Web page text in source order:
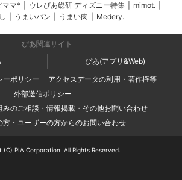
ママ* ウレぴあ総研 ディズニー特集 mimot.
うまいパン うまい肉 Medery.
ぴあ関連サイト
ぴあ(アプリ&Web)
ーポリシー
アクセスデータの利用・著作権等
外部送信ポリシー
みのご相談・情報掲載・その他お問い合わせ
方・ユーザーの方からのお問い合わせ
(C) PIA Corporation. All Rights Reserved.